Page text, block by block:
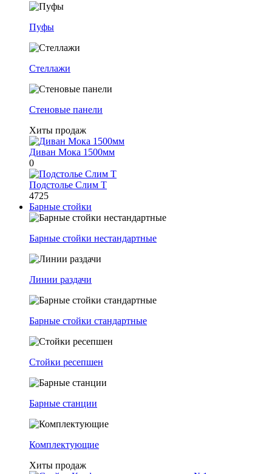
Пуфы
Стеллажи
Стеновые панели
Хиты продаж
Диван Мока 1500мм
0
Подстолье Слим Т
4725
Барные стойки
Барные стойки нестандартные
Линии раздачи
Барные стойки стандартные
Стойки ресепшен
Барные станции
Комплектующие
Хиты продаж